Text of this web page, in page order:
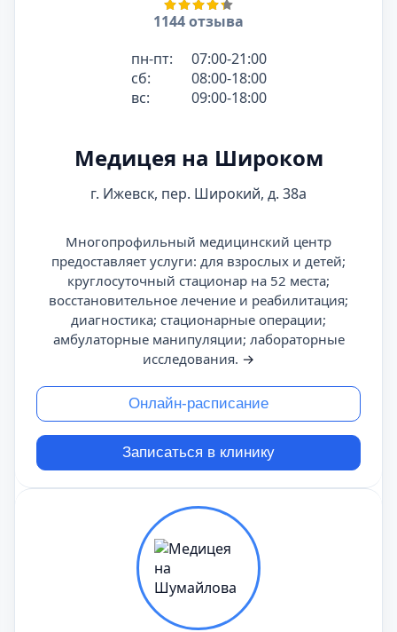
1144 отзыва
пн-пт:
07:00-21:00
сб:
08:00-18:00
вс:
09:00-18:00
Медицея на Широком
г. Ижевск, пер. Широкий, д. 38а
Многопрофильный медицинский центр
предоставляет услуги: для взрослых и детей;
круглосуточный стационар на 52 места;
восстановительное лечение и реабилитация;
диагностика; стационарные операции;
амбулаторные манипуляции; лабораторные
исследования. →
Онлайн-расписание
Записаться в клинику